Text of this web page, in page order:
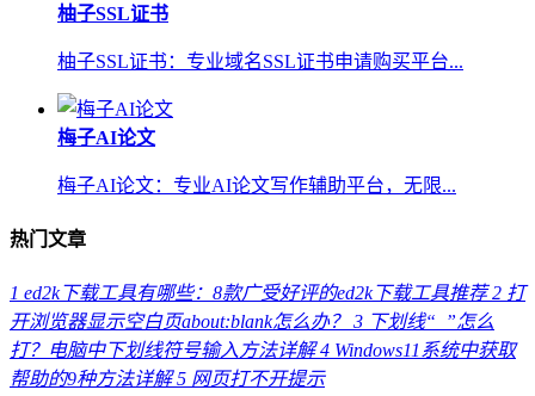
柚子SSL证书
柚子SSL证书：专业域名SSL证书申请购买平台...
梅子AI论文
梅子AI论文：专业AI论文写作辅助平台，无限...
热门文章
1 ed2k下载工具有哪些：8款广受好评的ed2k下载工具推荐 2 打
开浏览器显示空白页about:blank怎么办？ 3 下划线“_”怎么
打？电脑中下划线符号输入方法详解 4 Windows11系统中获取
帮助的9种方法详解 5 网页打不开提示